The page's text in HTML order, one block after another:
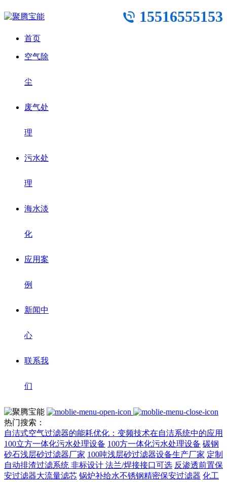
15516555153
首页
空气除
尘
废气处
理
污水处
理
海水淡
化
应用案
例
新闻中
心
联系我
们
热门搜索：
自洁式空气过滤器的能耗优化：变频技术在自洁系统中的应用
100立方一体化污水处理设备 100方一体化污水处理设备 碳钢
砂石浅层砂过滤器厂家 100吨浅层砂过滤器设备生产厂家 定制
自动排渣过滤系统 非标设计 法兰/焊接接口可选‌ 反渗透前置保
安过滤器大流量滤芯 锅炉补给水不锈钢精密保安过滤器 化工